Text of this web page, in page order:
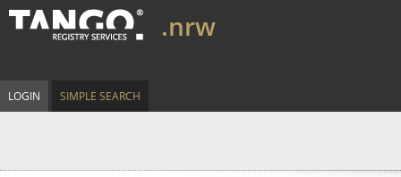
.nrw
LOGIN SIMPLE SEARCH